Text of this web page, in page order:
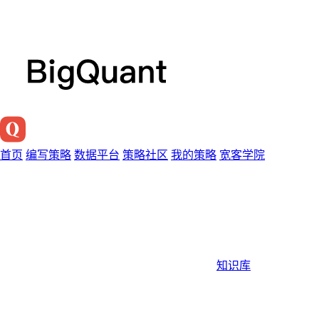
首页 编写策略 数据平台 策略社区 我的策略 宽客学院
知识库